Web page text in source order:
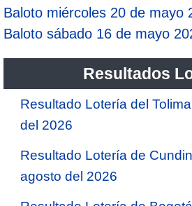
Baloto miércoles 20 de mayo
Baloto sábado 16 de mayo
Resultados
Resultado Lotería del
del 2026
Resultado Lotería de
agosto del 2026